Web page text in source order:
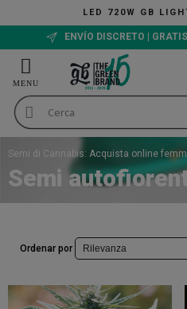
LED 720W GB
ENVÍO DISCRETO |
Semi di Cannabis: Acquista online
Semi
Ordenar por